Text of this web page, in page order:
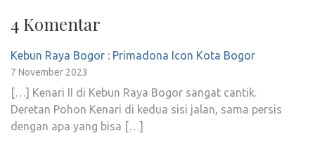
4 Komentar
Kebun Raya Bogor : Primadona Icon Kota Bogor
7 November 2023
[…] Kenari II di Kebun Raya Bogor sangat cantik.
Deretan Pohon Kenari di kedua sisi jalan, sama persis
dengan apa yang bisa […]